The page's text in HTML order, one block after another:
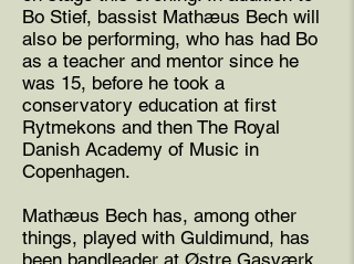
Bo Stief, bassist Mathæus Bech will
also be performing, who has had Bo
as a teacher and mentor since he
was 15, before he took a
conservatory education at first
Rytmekons and then The Royal
Danish Academy of Music in
Copenhagen.
Mathæus Bech has, among other
things, played with Guldimund, has
been bandleader at Østre Gasværk,